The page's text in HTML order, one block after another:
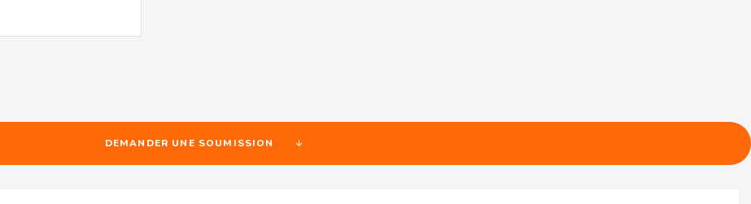
DEMANDER UNE SOUMISSION